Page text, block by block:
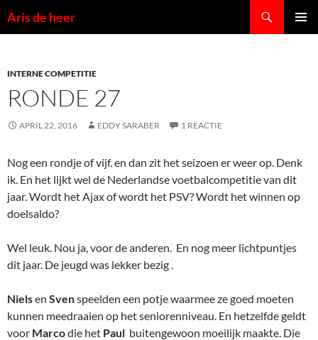
naar
Aris de heer
INTERNE COMPETITIE
RONDE 27
APRIL 22, 2016 EDDY SARABER 1 REACTIE
Nog een rondje of vijf. en dan zit het seizoen er weer op. Denk
ik. En het lijkt wel de Nederlandse voetbalcompetitie van dit
jaar. Wordt het Ajax of wordt het PSV? Wordt het winnen op
doelsaldo?
Wel leuk. Nou ja, voor de anderen. En nog meer lichtpuntjes
dit jaar. De jeugd was lekker bezig .
Nielsen Svenspeelden een potje waarmee ze goed moeten
kunnen meedraaien op het seniorenniveau. En hetzelfde geldt
voor Marcodie het Paul buitengewoon moeilijk maakte. Die